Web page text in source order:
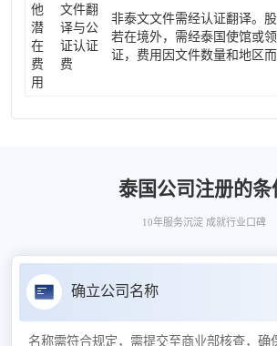
他
潜
在
费
用
文件翻
译与公
证认证
费
非泰文文件需经认证翻译。
若在境外，需经泰国使馆或
证，费用因文件数量和地区而
泰国公司注册的条
10年服务沉淀 成就行业口碑
确立公司名称
名称需符合规定，需提交至商业部核查，确